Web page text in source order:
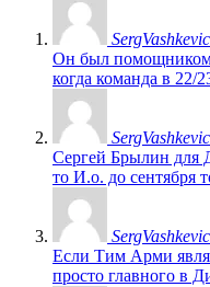
Он был помощником
когда команда в 22/
Сергей Брылин для
то И.о. до сентября
Если Тим Арми
просто главного в